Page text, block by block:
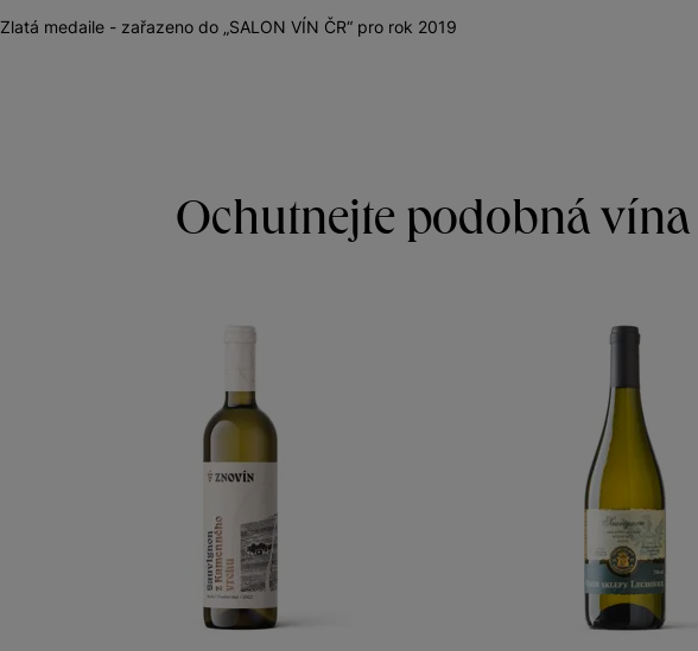
Zlatá medaile - zařazeno do „SALON VÍN ČR“ pro rok 2019
Ochutnejte podobná vína